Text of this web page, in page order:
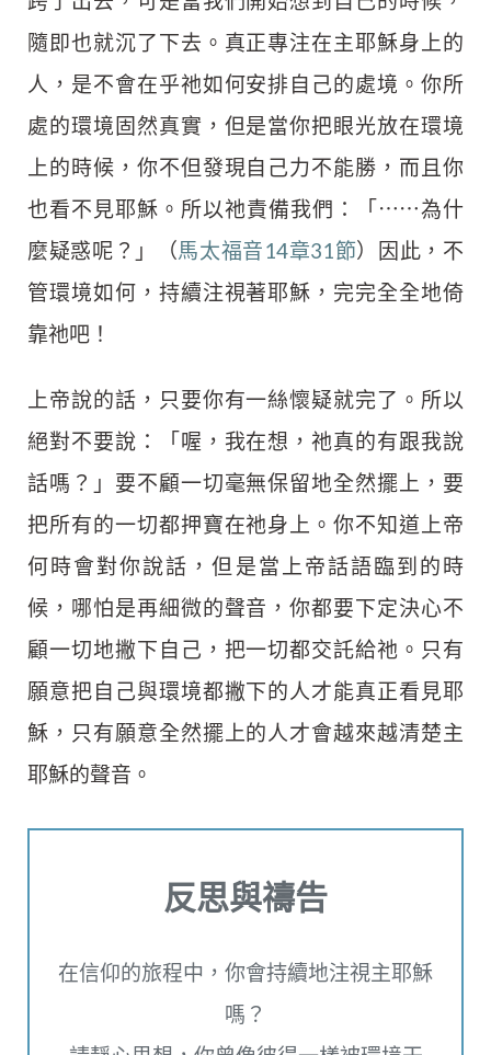
隨即也就沉了下去。真正專注在主耶穌身上的
人，是不會在乎祂如何安排自己的處境。你所
處的環境固然真實，但是當你把眼光放在環境
上的時候，你不但發現自己力不能勝，而且你
也看不見耶穌。所以祂責備我們：「⋯⋯為什
麼疑惑呢？」（馬太福音14章31節）因此，不
管環境如何，持續注視著耶穌，完完全全地倚
靠祂吧！
上帝說的話，只要你有一絲懷疑就完了。所以
絕對不要說：「喔，我在想，祂真的有跟我說
話嗎？」要不顧一切毫無保留地全然擺上，要
把所有的一切都押寶在祂身上。你不知道上帝
何時會對你說話，但是當上帝話語臨到的時
候，哪怕是再細微的聲音，你都要下定決心不
顧一切地撇下自己，把一切都交託給祂。只有
願意把自己與環境都撇下的人才能真正看見耶
穌，只有願意全然擺上的人才會越來越清楚主
耶穌的聲音。
反思與禱告
在信仰的旅程中，你會持續地注視主耶穌
嗎？